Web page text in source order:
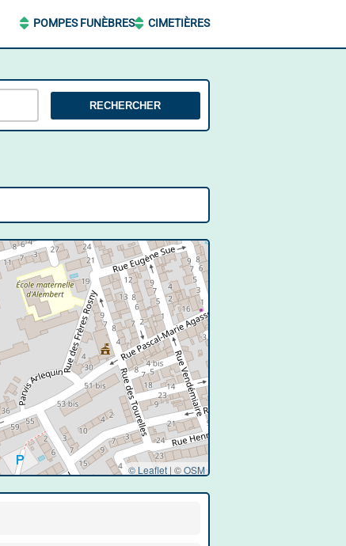
POMPES FUNÈBRES CIMETIÈRES
RECHERCHER
© Leaflet | ©OSM